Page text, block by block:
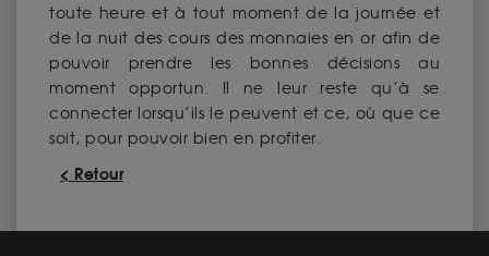
toute heure et à tout moment de la journée et
de la nuit des cours des monnaies en or afin de
pouvoir prendre les bonnes décisions au
moment opportun. Il ne leur reste qu’à se
connecter lorsqu’ils le peuvent et ce, où que ce
soit, pour pouvoir bien en profiter.
< Retour